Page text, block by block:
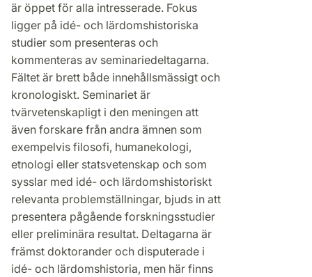
är öppet för alla intresserade. Fokus
ligger på idé- och lärdomshistoriska
studier som presenteras och
kommenteras av seminariedeltagarna.
Fältet är brett både innehållsmässigt och
kronologiskt. Seminariet är
tvärvetenskapligt i den meningen att
även forskare från andra ämnen som
exempelvis filosofi, humanekologi,
etnologi eller statsvetenskap och som
sysslar med idé- och lärdomshistoriskt
relevanta problemställningar, bjuds in att
presentera pågående forskningsstudier
eller preliminära resultat. Deltagarna är
främst doktorander och disputerade i
idé- och lärdomshistoria, men här finns